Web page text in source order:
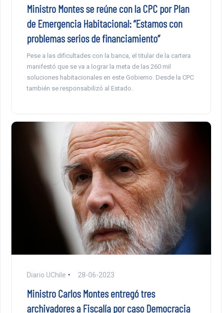
Ministro Montes se reúne con la CPC por Plan
de Emergencia Habitacional: “Estamos con
problemas serios de financiamiento”
Pese a las dificultades con la banca, el titular de la cartera
manifestó que se va a lograr la meta de las 260 mil
soluciones habitacionales en este Gobierno. Desde la CPC
también se responsabilizó al Estado.
Diario UChile 28-06-2023
Ministro Carlos Montes entregó tres
archivadores a Fiscalía por caso Democracia